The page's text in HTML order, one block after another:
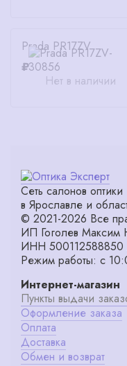
Prada PR17ZV
₽
Нет в наличии
Сеть салонов оптики
в Ярославле и
© 2021-2026 Все
ИП Гоголев Максим
ИНН
Режим работы: с
Интернет-магазин
Пункты выдачи
Оформление заказа
Оплата
Доставка
Обмен и возврат